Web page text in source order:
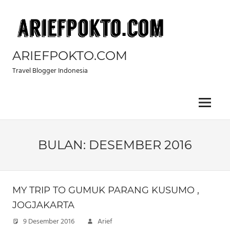
content
ARIEFPOKTO.COM
Travel Blogger Indonesia
Menu
BULAN: DESEMBER 2016
MY TRIP TO GUMUK PARANG KUSUMO ,
JOGJAKARTA
9 Desember 2016 Arief